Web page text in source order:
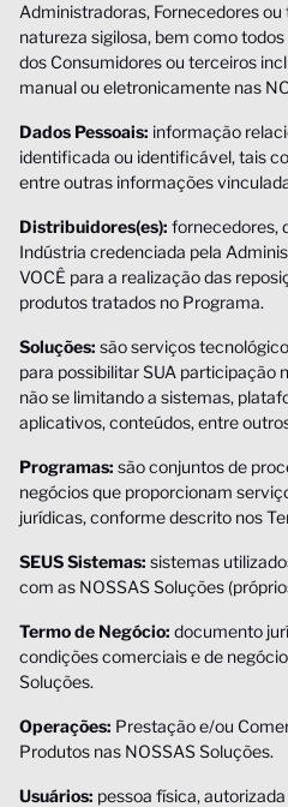
Administradoras, Fornecedores
natureza sigilosa, bem como
dos Consumidores ou terceiros
manual ou eletronicamente nas
Dados Pessoais: informação
identificada ou identificável, tais
entre outras informações
Distribuidores(es): fornecedores,
Indústria credenciada pela
VOCÊ para a realização das
produtos tratados no Programa.
Soluções: são serviços
para possibilitar SUA participação
não se limitando a sistemas,
aplicativos, conteúdos, entre
Programas: são conjuntos de
negócios que proporcionam
jurídicas, conforme descrito nos
SEUS Sistemas: sistemas
com as NOSSAS Soluções
Termo de Negócio: documento
condições comerciais e de
Soluções.
Operações: Prestação e/ou
Produtos nas NOSSAS Soluções.
Usuários: pessoa física,